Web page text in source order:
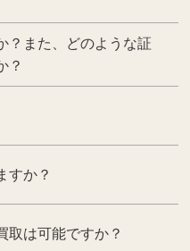
？また、どのような証
？
すか？
取は可能ですか？